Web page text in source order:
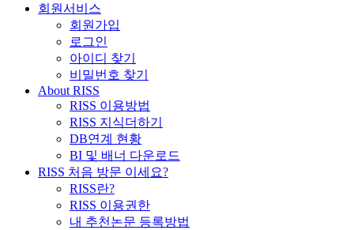
회원서비스
회원가입
로그인
아이디 찾기
비밀번호 찾기
About RISS
RISS 이용방법
RISS 지식더하기
DB연계 현황
BI 및 배너 다운로드
RISS 처음 방문 이세요?
RISS란?
RISS 이용권한
내 추천논문 등록방법